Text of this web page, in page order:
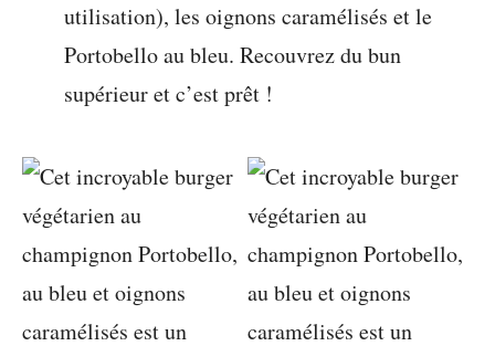
utilisation), les oignons caramélisés et le
Portobello au bleu. Recouvrez du bun
supérieur et c’est prêt !